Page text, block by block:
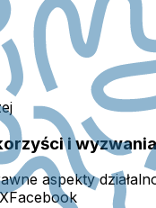
i
aspekty
XFacebook